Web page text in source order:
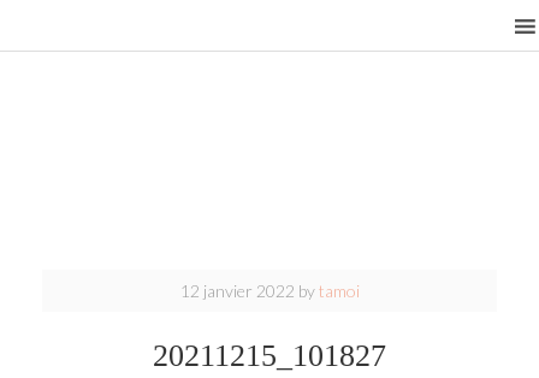
12 janvier 2022 bytamoi
20211215_101827